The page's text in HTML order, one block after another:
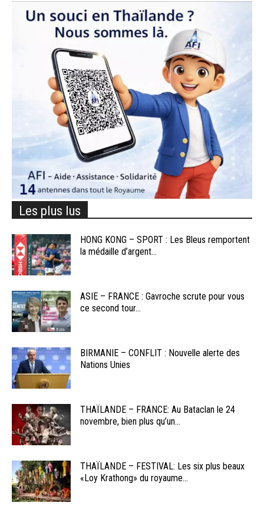
Les plus lus
HONG KONG – SPORT : Les Bleus remportent
la médaille d’argent...
ASIE – FRANCE : Gavroche scrute pour vous
ce second tour...
BIRMANIE – CONFLIT : Nouvelle alerte des
Nations Unies
THAÏLANDE – FRANCE: Au Bataclan le 24
novembre, bien plus qu’un...
THAÏLANDE – FESTIVAL: Les six plus beaux
«Loy Krathong» du royaume...